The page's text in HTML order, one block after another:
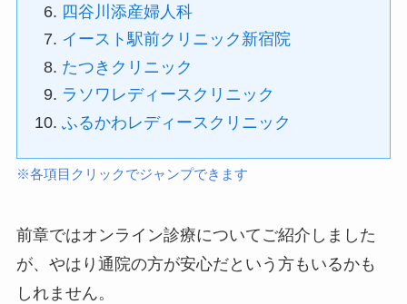
四谷川添産婦人科
イースト駅前クリニック新宿院
たつきクリニック
ラソワレディースクリニック
ふるかわレディースクリニック
※各項目クリックでジャンプできます
前章ではオンライン診療についてご紹介しました
が、やはり通院の方が安心だという方もいるかも
しれません。